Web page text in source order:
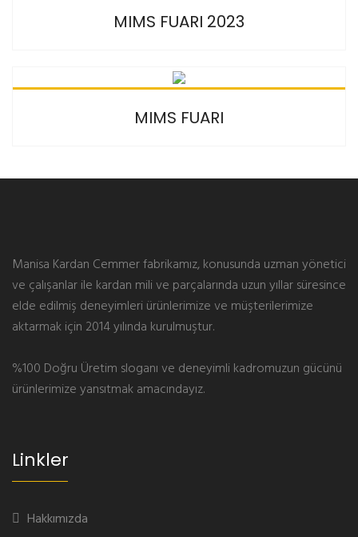
MIMS FUARI 2023
MIMS FUARI
Manisa Kardan Cemmer fabrikamız, konusunda uzman yönetici
ve çalışanlar ile kardan mili ve parçalarında uzun yıllar süresince
elde edilmiş deneyimleri ürünlerimize ve müşterilerimize
aktarmak için 2014 yılında kurulmuştur.
%100 Doğru Üretim sloganı ve deneyimli kadromuzun gücünü
ürünlerimize yansıtmak amacındayız.
Linkler
Hakkımızda